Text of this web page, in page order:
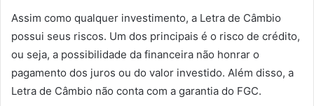
Assim como qualquer investimento, a Letra de Câmbio
possui seus riscos. Um dos principais é o risco de crédito,
ou seja, a possibilidade da financeira não honrar o
pagamento dos juros ou do valor investido. Além disso, a
Letra de Câmbio não conta com a garantia do FGC.